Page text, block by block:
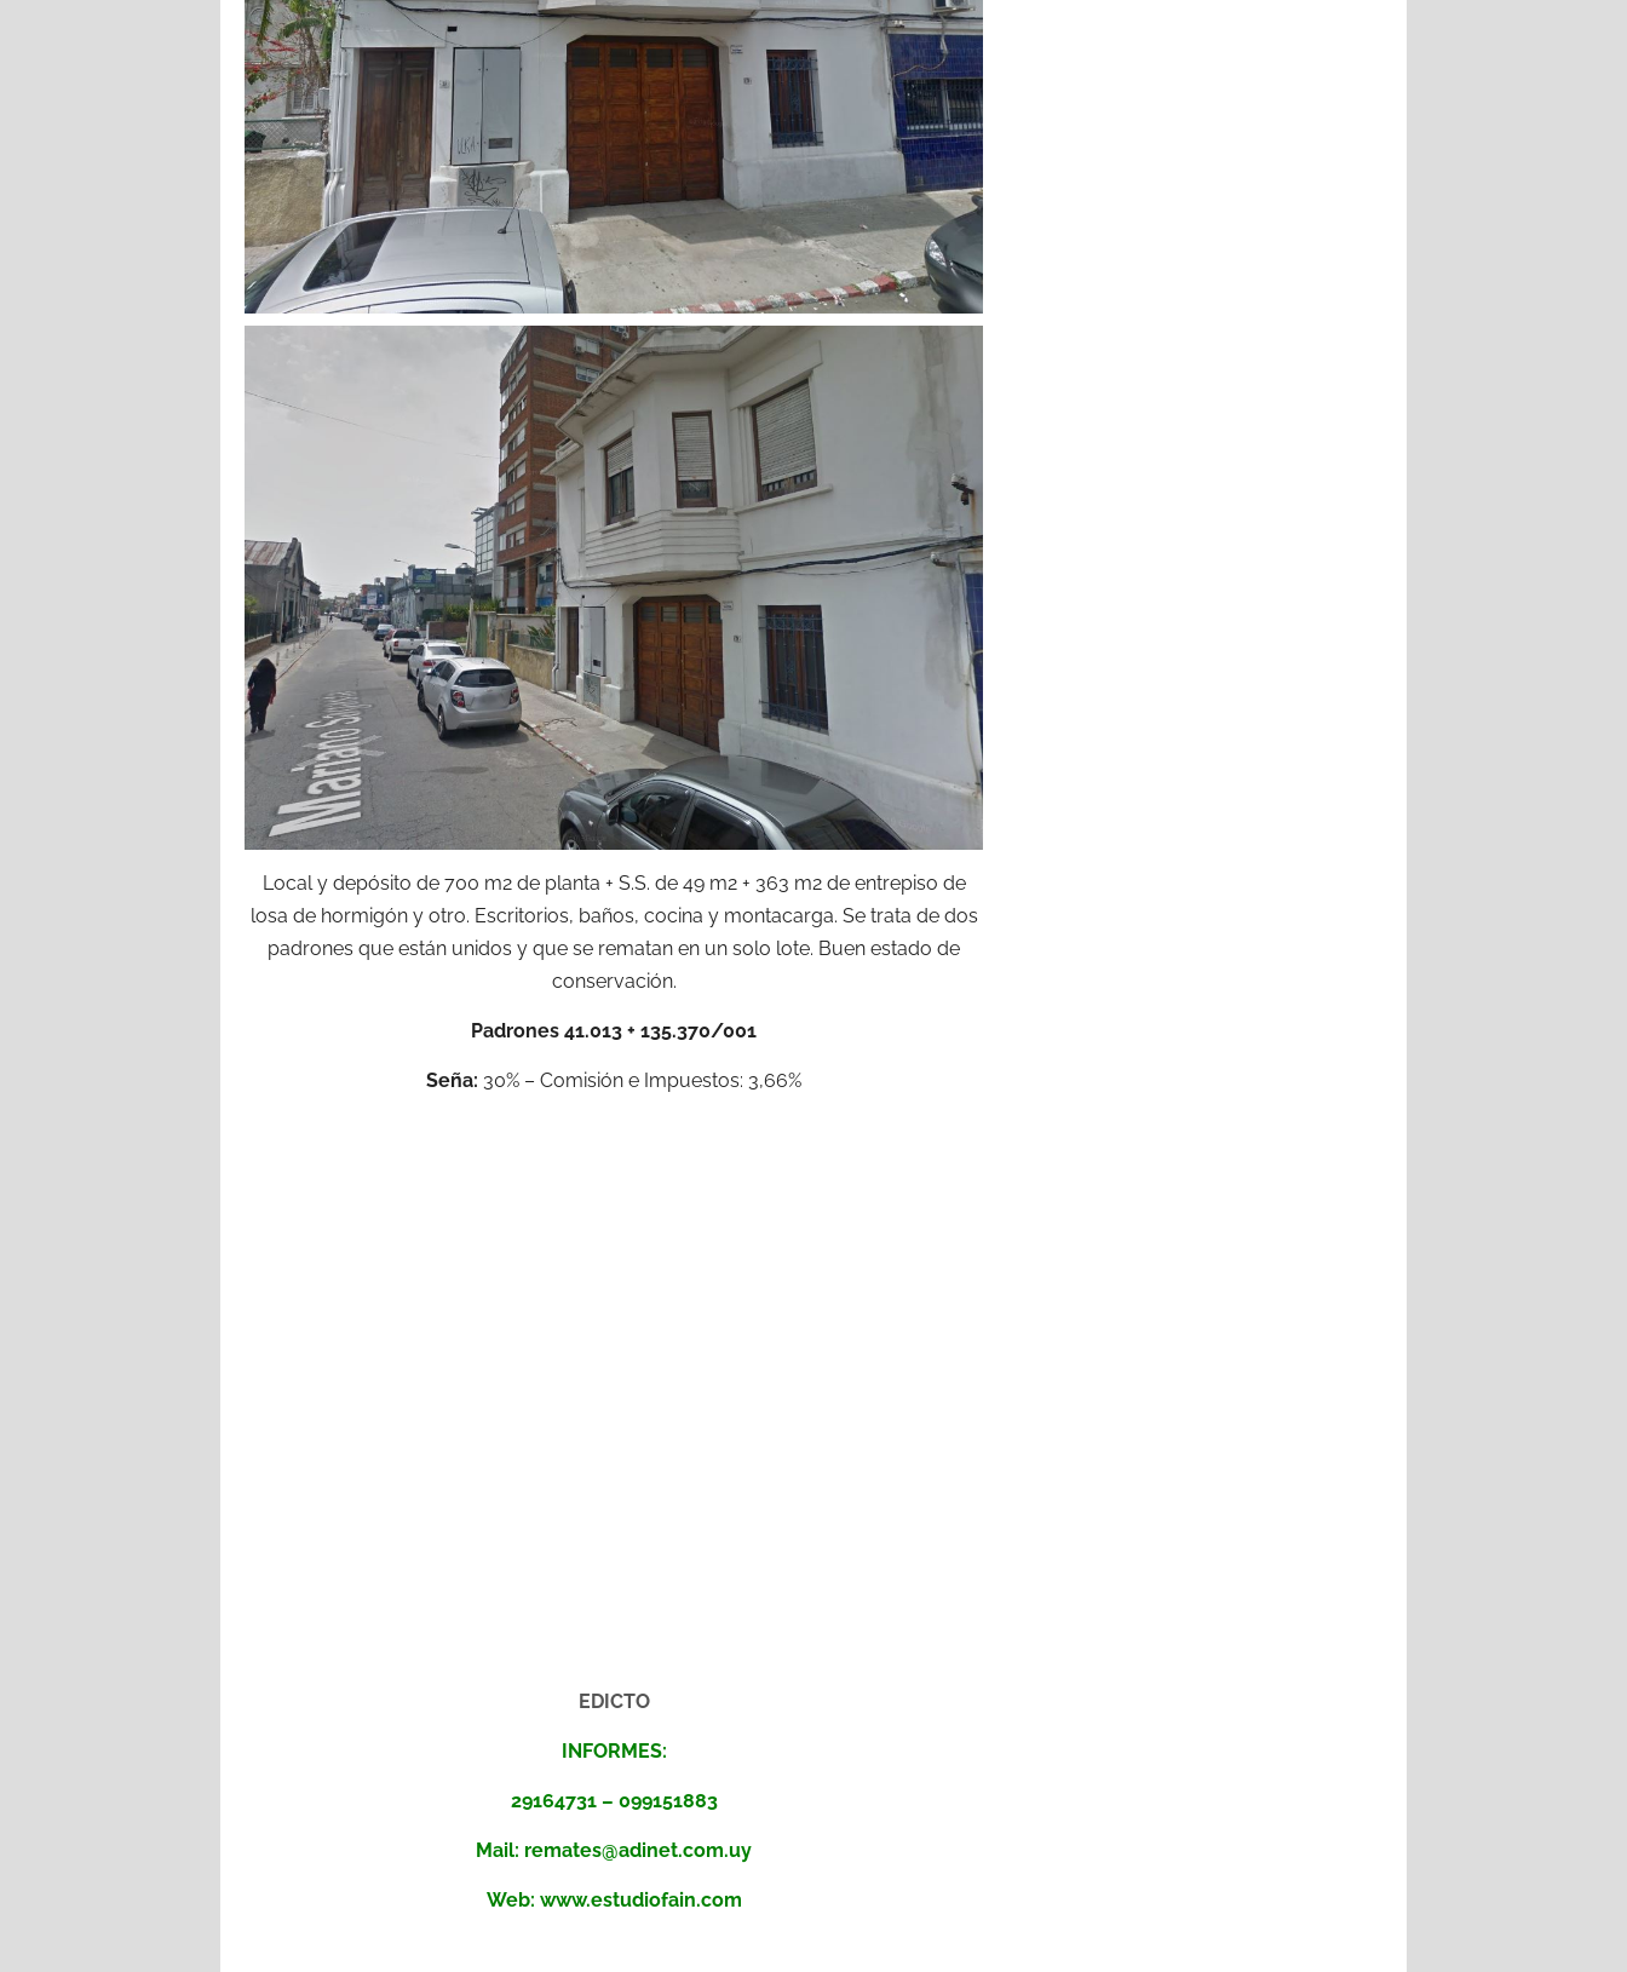
Local y depósito de 700 m2 de planta + S.S. de 49 m2 + 363 m2 de entrepiso de
losa de hormigón y otro. Escritorios, baños, cocina y montacarga. Se trata de dos
padrones que están unidos y que se rematan en un solo lote. Buen estado de
conservación.
Padrones 41.013 + 135.370/001
Seña: 30% – Comisión e Impuestos: 3,66%
EDICTO
INFORMES:
29164731 – 099151883
Mail: remates@adinet.com.uy
Web: www.estudiofain.com